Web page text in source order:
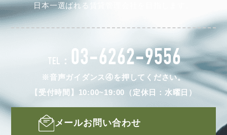
日本一選ばれる賃貸管理会社を目指します。
TEL： 03-6262-9556
※音声ガイダンス④を押してください。
【受付時間】10:00~19:00（定休日：水曜日）
メールお問い合わせ